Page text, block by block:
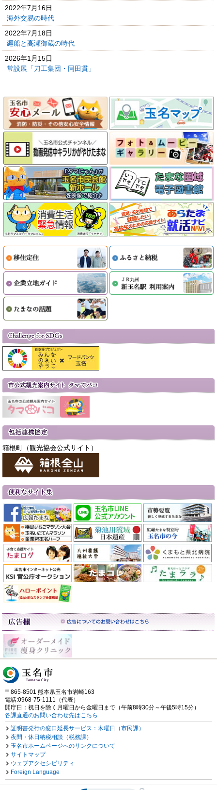
2022年7月16日
海外交易の時代
2022年7月18日
廻船と高瀬御蔵の時代
2026年1月15日
常設展「刀工集団・同田貫」
箱根町（観光協会公式サイト）
〒865-8501 熊本県玉名市岩崎163
電話:0968-75-1111（代表）
開庁日：祝日を除く月曜日から金曜日まで（午前8時30分～午後5時15分）
各課直通のお問い合わせ先はこちら
証明書発行の窓口延長サービス：木曜日（市民課）
夜間・休日納税相談（税務課）
玉名市ホームページへのリンクについて
サイトマップ
ウェブアクセシビリティ
Foreign Language